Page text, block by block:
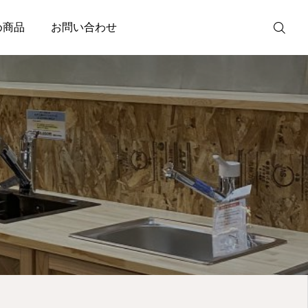
商品 お問い合わせ
施工風景
友達追加
事業内容